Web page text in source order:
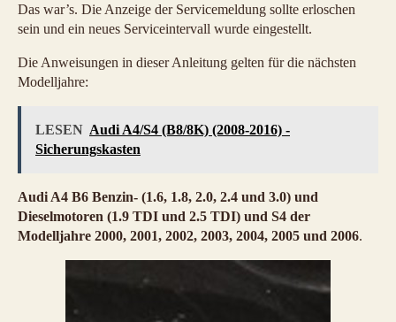
Das war’s. Die Anzeige der Servicemeldung sollte erloschen
sein und ein neues Serviceintervall wurde eingestellt.
Die Anweisungen in dieser Anleitung gelten für die nächsten
Modelljahre:
LESEN Audi A4/S4 (B8/8K) (2008-2016) -
Sicherungskasten
Audi A4 B6 Benzin- (1.6, 1.8, 2.0, 2.4 und 3.0) und
Dieselmotoren (1.9 TDI und 2.5 TDI) und S4 der
Modelljahre 2000, 2001, 2002, 2003, 2004, 2005 und 2006.